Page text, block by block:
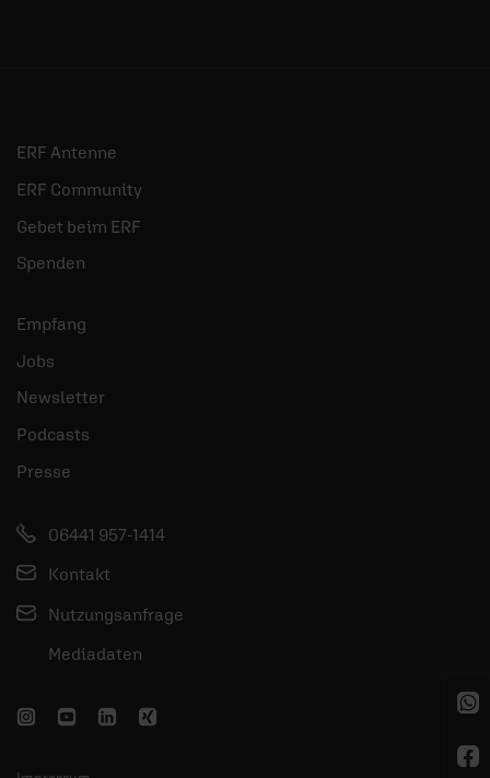
ERF Antenne
ERF Community
Gebet beim ERF
Spenden
Empfang
Jobs
Newsletter
Podcasts
Presse
06441 957-1414
Kontakt
Nutzungsanfrage
Mediadaten